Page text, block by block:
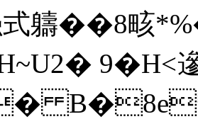
軇��8畡
B�8e帋